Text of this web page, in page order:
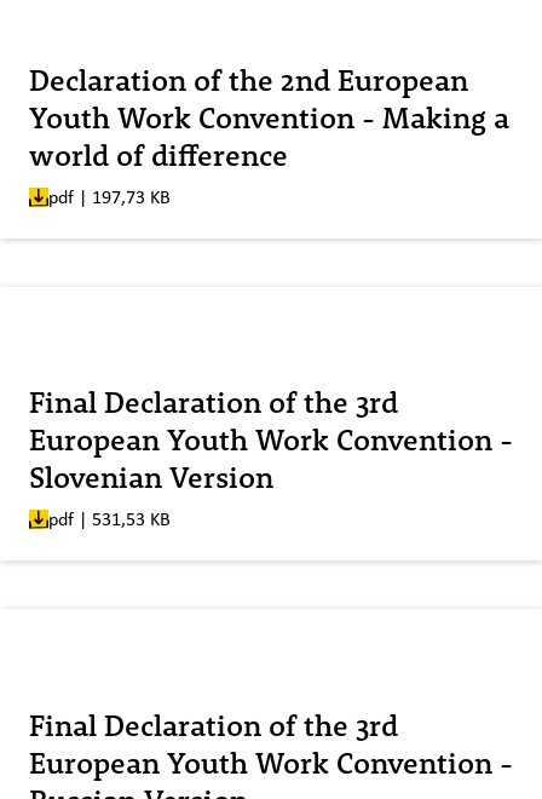
Declaration of the 2nd European
Youth Work Convention - Making a
world of difference
pdf | 197,73 KB
Final Declaration of the 3rd
European Youth Work Convention -
Slovenian Version
pdf | 531,53 KB
Final Declaration of the 3rd
European Youth Work Convention -